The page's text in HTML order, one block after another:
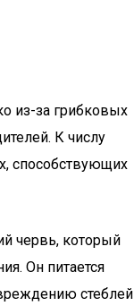
из-за грибковых
К числу
способствующих
червь, который
Он питается
стеблей